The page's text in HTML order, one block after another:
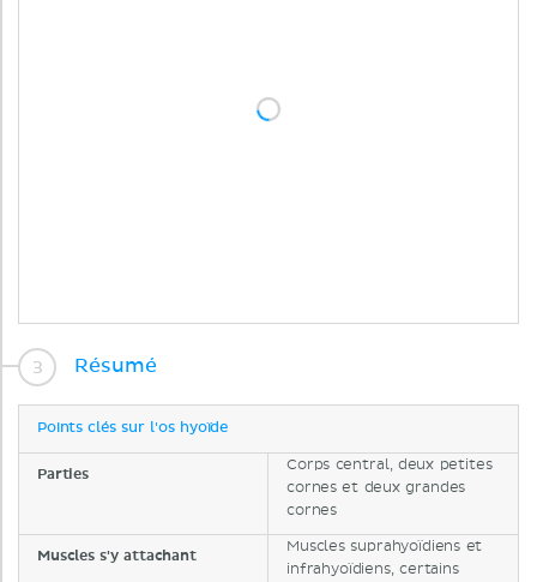
Résumé
Points clés sur l'os hyoïde
Parties
Corps central, deux petites
cornes et deux grandes
cornes
Muscles s'y attachant
Muscles suprahyoïdiens et
infrahyoïdiens, certains